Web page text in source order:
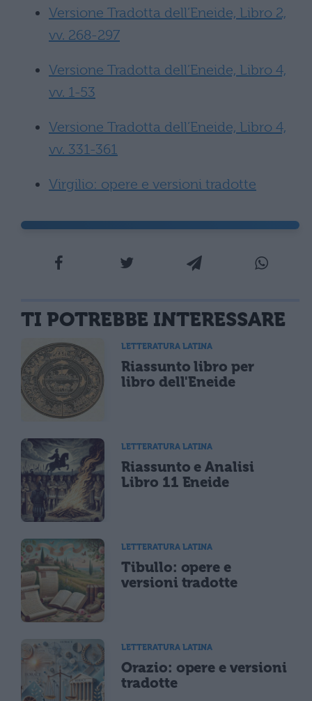
Versione Tradotta dell’Eneide, Libro 2,
vv. 268-297
Versione Tradotta dell’Eneide, Libro 4,
vv. 1-53
Versione Tradotta dell’Eneide, Libro 4,
vv. 331-361
Virgilio: opere e versioni tradotte
TI POTREBBE INTERESSARE
LETTERATURA LATINA
Riassunto libro per
libro dell'Eneide
LETTERATURA LATINA
Riassunto e Analisi
Libro 11 Eneide
LETTERATURA LATINA
Tibullo: opere e
versioni tradotte
LETTERATURA LATINA
Orazio: opere e versioni
tradotte